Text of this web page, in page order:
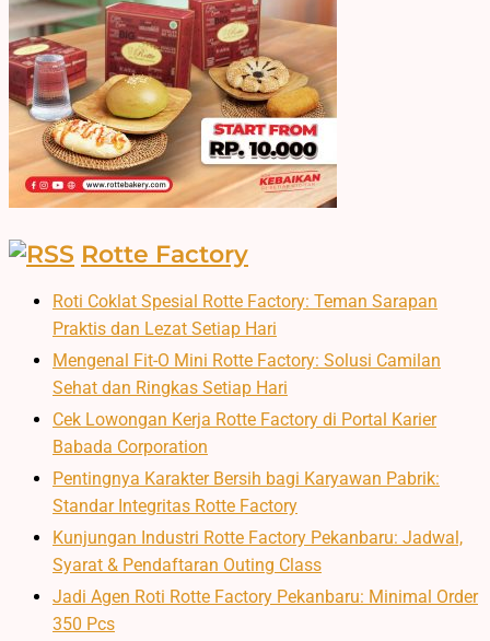
Rotte Factory
Roti Coklat Spesial Rotte Factory: Teman Sarapan
Praktis dan Lezat Setiap Hari
Mengenal Fit-O Mini Rotte Factory: Solusi Camilan
Sehat dan Ringkas Setiap Hari
Cek Lowongan Kerja Rotte Factory di Portal Karier
Babada Corporation
Pentingnya Karakter Bersih bagi Karyawan Pabrik:
Standar Integritas Rotte Factory
Kunjungan Industri Rotte Factory Pekanbaru: Jadwal,
Syarat & Pendaftaran Outing Class
Jadi Agen Roti Rotte Factory Pekanbaru: Minimal Order
350 Pcs